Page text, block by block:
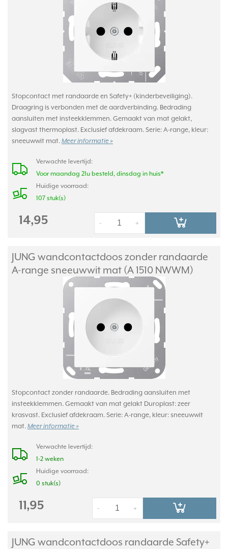
Stopcontact met randaarde en Safety+ (kinderbeveiliging).
Draagring is verbonden met de aardverbinding. Bedrading
aansluiten met insteekklemmen. Gemaakt van mat gelakt,
slagvast thermoplast. Exclusief afdekraam. Serie: A-range, kleur:
sneeuwwit mat. Meer informatie »
Verwachte levertijd:
Voor maandag 21u besteld, dinsdag in huis*
Huidige voorraad:
107 stuk(s)
14,95 +
-
JUNG wandcontactdoos zonder randaarde
A-range sneeuwwit mat (A 1510 NWWM)
Stopcontact zonder randaarde. Bedrading aansluiten met
insteekklemmen. Gemaakt van mat gelakt Duroplast: zeer
krasvast. Exclusief afdekraam. Serie: A-range, kleur: sneeuwwit
mat. Meer informatie »
Verwachte levertijd:
1-2 weken
Huidige voorraad:
0 stuk(s)
11,95 +
-
JUNG wandcontactdoos randaarde Safety+